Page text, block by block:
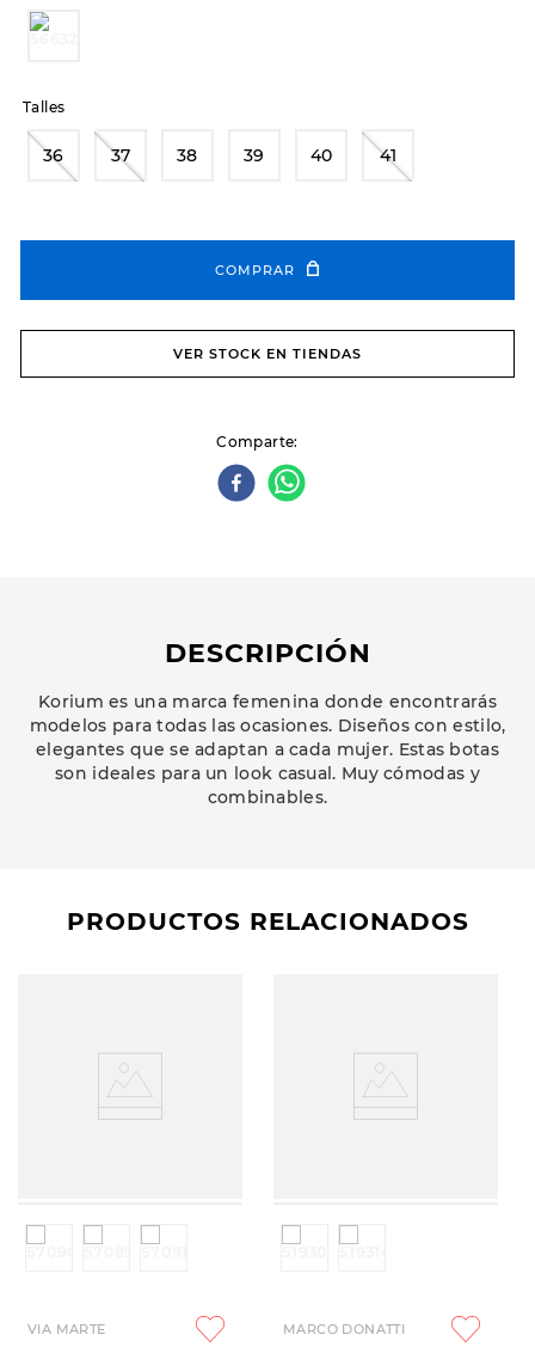
Talles
36 37 38 39 40 41
COMPRAR
VER STOCK EN TIENDAS
Comparte
DESCRIPCIÓN
Korium es una marca femenina donde encontrarás
modelos para todas las ocasiones. Diseños con estilo,
elegantes que se adaptan a cada mujer. Estas botas
son ideales para un look casual. Muy cómodas y
combinables.
PRODUCTOS RELACIONADOS
VIA MARTE MARCO DONATTI